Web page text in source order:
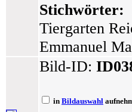
Stichwörter:
Tiergarten
Emmanuel
Bild-ID:
in Bildauswahl